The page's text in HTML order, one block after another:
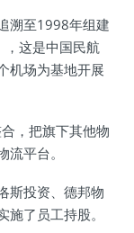
溯至1998年组建
，这是中国民航
机场为基地开展
，把旗下其他物
平台。
斯投资、德邦物
了员工持股。